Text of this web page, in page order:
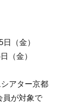
（金）
（金）
アター京都
員が対象で